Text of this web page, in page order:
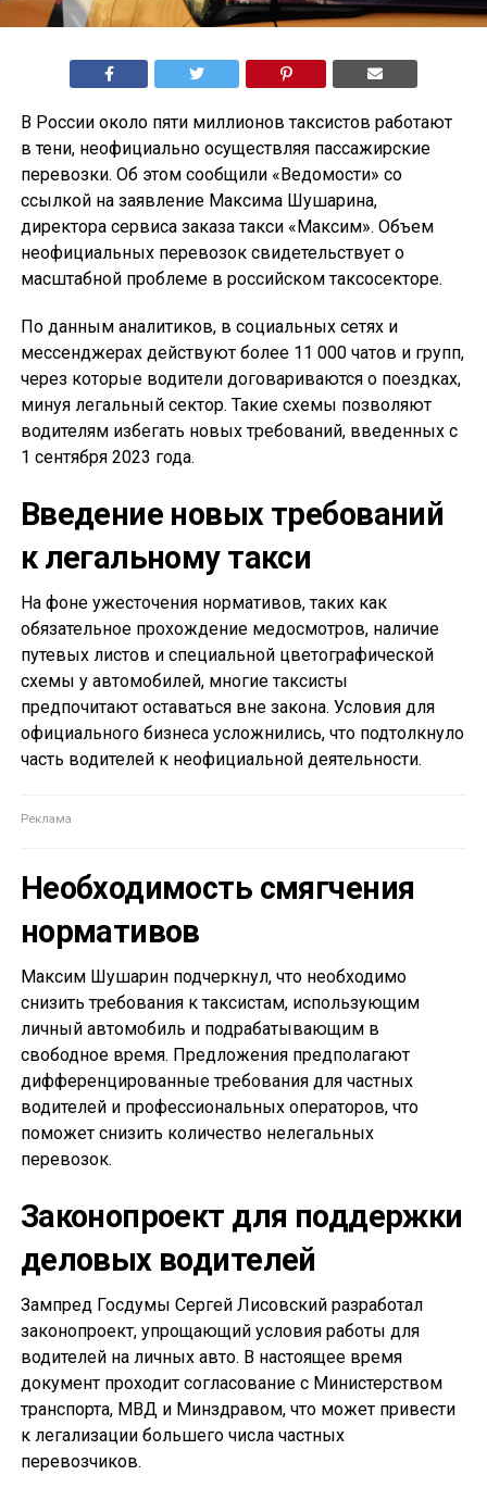
В России около пяти миллионов таксистов работают
в тени, неофициально осуществляя пассажирские
перевозки. Об этом сообщили «Ведомости» со
ссылкой на заявление Максима Шушарина,
директора сервиса заказа такси «Максим». Объем
неофициальных перевозок свидетельствует о
масштабной проблеме в российском таксосекторе.
По данным аналитиков, в социальных сетях и
мессенджерах действуют более 11 000 чатов и групп,
через которые водители договариваются о поездках,
минуя легальный сектор. Такие схемы позволяют
водителям избегать новых требований, введенных с
1 сентября 2023 года.
Введение новых требований
к легальному такси
На фоне ужесточения нормативов, таких как
обязательное прохождение медосмотров, наличие
путевых листов и специальной цветографической
схемы у автомобилей, многие таксисты
предпочитают оставаться вне закона. Условия для
официального бизнеса усложнились, что подтолкнуло
часть водителей к неофициальной деятельности.
Необходимость смягчения
нормативов
Максим Шушарин подчеркнул, что необходимо
снизить требования к таксистам, использующим
личный автомобиль и подрабатывающим в
свободное время. Предложения предполагают
дифференцированные требования для частных
водителей и профессиональных операторов, что
поможет снизить количество нелегальных
перевозок.
Законопроект для поддержки
деловых водителей
Зампред Госдумы Сергей Лисовский разработал
законопроект, упрощающий условия работы для
водителей на личных авто. В настоящее время
документ проходит согласование с Министерством
транспорта, МВД и Минздравом, что может привести
к легализации большего числа частных
перевозчиков.